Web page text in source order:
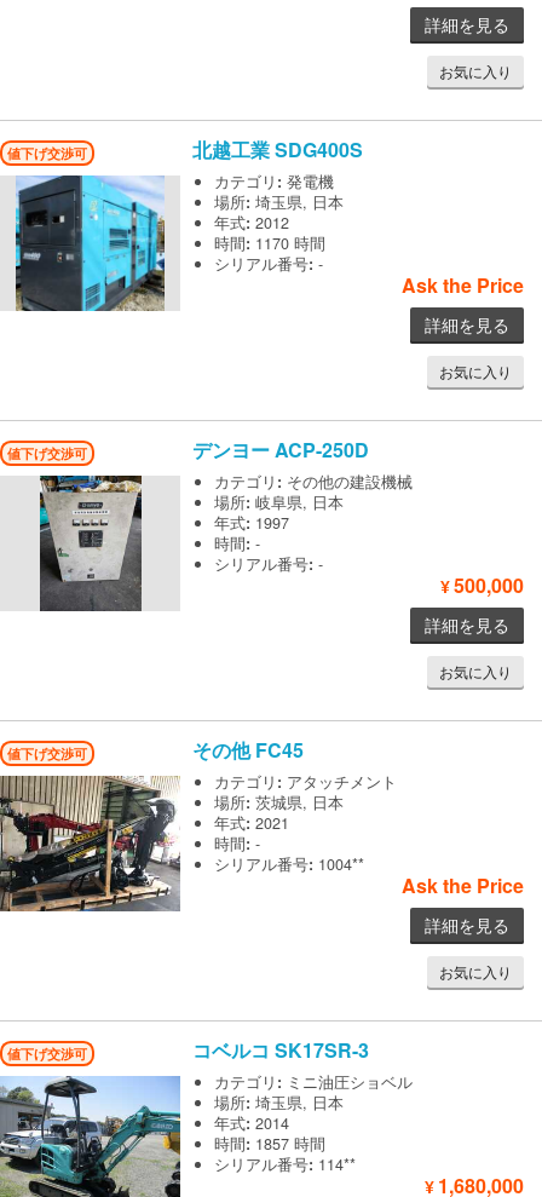
詳細を見る
お気に入り
値下げ交渉可 北越工業SDG400S
カテゴリ :発電機
場所:埼玉県, 日本
年式:2012
時間: 1170 時間
シリアル番号:-
Ask the Price
詳細を見る
お気に入り
値下げ交渉可 デンヨーACP-250D
カテゴリ : その他の建設機械
場所:岐阜県, 日本
年式: 1997
時間:-
シリアル番号:-
¥500,000
詳細を見る
お気に入り
値下げ交渉可 その他FC45
カテゴリ : アタッチメント
場所:茨城県, 日本
年式:2021
時間:-
シリアル番号: 1004**
Ask the Price
詳細を見る
お気に入り
値下げ交渉可 コベルコSK17SR-3
カテゴリ : ミニ油圧ショベル
場所:埼玉県, 日本
年式:2014
時間: 1857 時間
シリアル番号: 114**
¥ 1,680,000